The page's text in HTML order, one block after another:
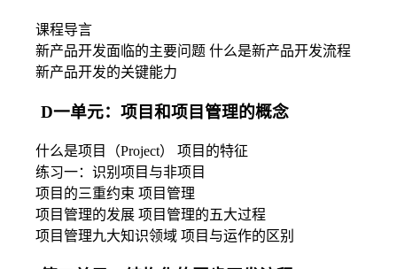
课程导言
新产品开发面临的主要问题 什么是新产品开发流程
新产品开发的关键能力
D一单元：项目和项目管理的概念
什么是项目（Project） 项目的特征
练习一：识别项目与非项目
项目的三重约束 项目管理
项目管理的发展 项目管理的五大过程
项目管理九大知识领域 项目与运作的区别